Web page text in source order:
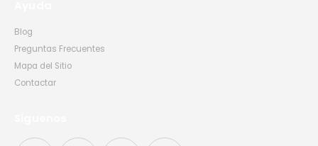
Blog
Preguntas Frecuentes
Mapa del Sitio
Contactar